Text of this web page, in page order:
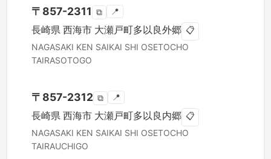
〒 857-2311 ⧉ 📍
長崎県 西海市 大瀬戸町多以良外郷 📋
NAGASAKI KEN SAIKAI SHI OSETOCHO
TAIRASOTOGO
〒 857-2312 ⧉ 📍
長崎県 西海市 大瀬戸町多以良内郷 📋
NAGASAKI KEN SAIKAI SHI OSETOCHO
TAIRAUCHIGO